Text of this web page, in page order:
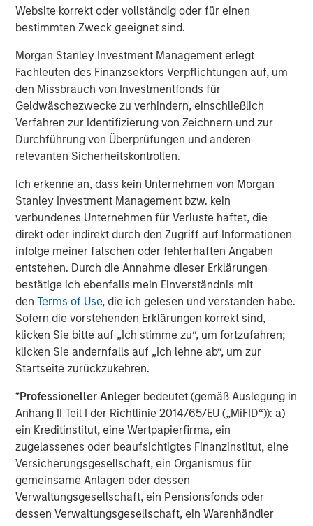
Website korrekt oder vollständig oder für einen
bestimmten Zweck geeignet sind.
Morgan Stanley Investment Management erlegt
Fachleuten des Finanzsektors Verpflichtungen auf, um
den Missbrauch von Investmentfonds für
Geldwäschezwecke zu verhindern, einschließlich
Verfahren zur Identifizierung von Zeichnern und zur
Durchführung von Überprüfungen und anderen
relevanten Sicherheitskontrollen.
Ich erkenne an, dass kein Unternehmen von Morgan
Stanley Investment Management bzw. kein
verbundenes Unternehmen für Verluste haftet, die
direkt oder indirekt durch den Zugriff auf Informationen
infolge meiner falschen oder fehlerhaften Angaben
entstehen. Durch die Annahme dieser Erklärungen
bestätige ich ebenfalls mein Einverständnis mit
denTerms of Use, die ich gelesen und verstanden habe.
Sofern die vorstehenden Erklärungen korrekt sind,
klicken Sie bitte auf „Ich stimme zu“, um fortzufahren;
klicken Sie andernfalls auf „Ich lehne ab“, um zur
Startseite zurückzukehren.
*Professioneller Anleger bedeutet (gemäß Auslegung in
Anhang II Teil I der Richtlinie 2014/65/EU („MiFID“)): a)
ein Kreditinstitut, eine Wertpapierfirma, ein
zugelassenes oder beaufsichtigtes Finanzinstitut, eine
Versicherungsgesellschaft, ein Organismus für
gemeinsame Anlagen oder dessen
Verwaltungsgesellschaft, ein Pensionsfonds oder
dessen Verwaltungsgesellschaft, ein Warenhändler
resources."
Mr. Rosen continued, "This combination will immediately
move Fusion into the top tier of cloud services providers
and establishes a robust platform from which to pursue
aggressive value enhancing initiatives through both
organic growth and strategic acquisitions. By leveraging
the significantly larger scale of Fusion following the
acquisition, the company will gain new efficiencies and
greater cash flows, which we believe will drive
will gain broader awareness among investors and
analysts, along with expanded access to the capital
markets, which will further support our compelling
growth strategy."
Vincent Oddo, Chief Executive Officer of Birch Equity
Partners, said, "Matthew Rosen and his team have a
unique and compelling strategy for addressing the
challenges that so many businesses face when migrating
to the cloud. Time and again, Fusion has demonstrated its
ability to deliver innovative and integrated customer
solutions, firmly establishing the company as the ideal
of our two companies will create significant value for our
customers and all stakeholders."
Mr. Oddo continued, "Our common vision for the future,
commitment to service excellence and culture of
innovation provide a great foundation for the integration
of our teams and our ability to attract customers with
compelling cloud-based solutions. We are excited to